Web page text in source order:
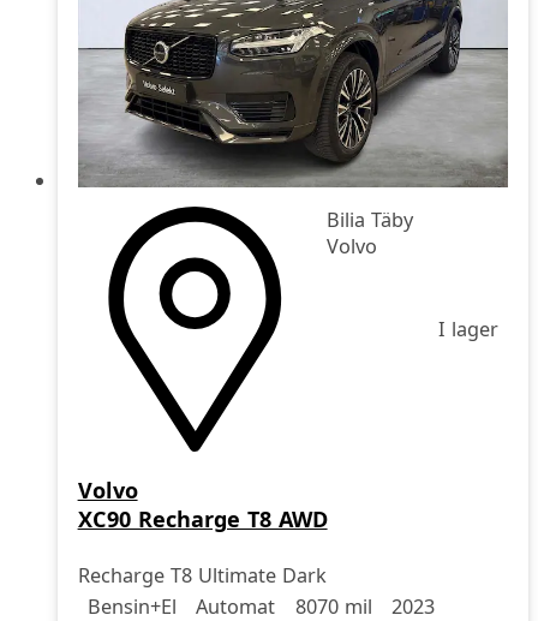
Bilia Täby
Volvo
I lager
Volvo
XC90 Recharge T8 AWD
Recharge T8 Ultimate Dark
Drivmedel
Bensin+El
Drivmedel Automat
Miltal 8070 mil
årsmodell 2023